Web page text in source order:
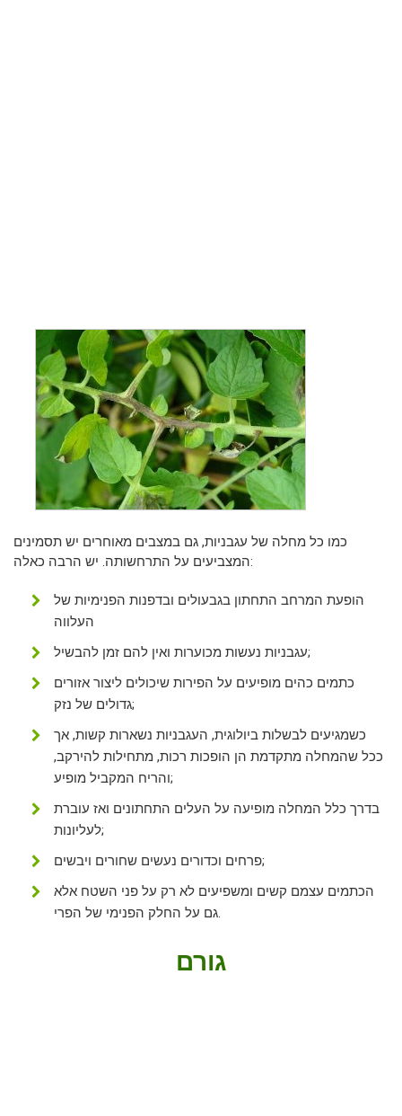
כמו כל מחלה של עגבניות, גם במצבים מאוחרים יש תסמינים
המצביעים על התרחשותה. יש הרבה כאלה:
הופעת המרחב התחתון בגבעולים ובדפנות הפנימיות של
העלווה
עגבניות נעשות מכוערות ואין להם זמן להבשיל;
כתמים כהים מופיעים על הפירות שיכולים ליצור אזורים
גדולים של נזק;
כשמגיעים לבשלות ביולוגית, העגבניות נשארות קשות, אך
ככל שהמחלה מתקדמת הן הופכות רכות, מתחילות להירקב,
והריח המקביל מופיע;
בדרך כלל המחלה מופיעה על העלים התחתונים ואז עוברת
לעליונות;
פרחים וכדורים נעשים שחורים ויבשים;
הכתמים עצמם קשים ומשפיעים לא רק על פני השטח אלא
גם על החלק הפנימי של הפרי.
גורם